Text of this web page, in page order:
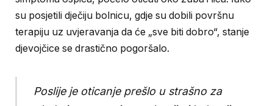
su posjetili dječiju bolnicu, gdje su dobili površnu
terapiju uz uvjeravanja da će „sve biti dobro“, stanje
djevojčice se drastično pogoršalo.
Poslije je oticanje prešlo u strašno za